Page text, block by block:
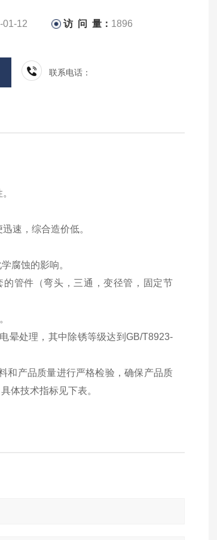
01-12 访 问 量： 1896
联系电话：
速，综合造价低。
腐蚀的影响。
管件（弯头，三通，变径管，固定节
晕处理，其中除锈等级达到GB/T8923-
和产品质量进行严格检验，确保产品质
体技术指标见下表。